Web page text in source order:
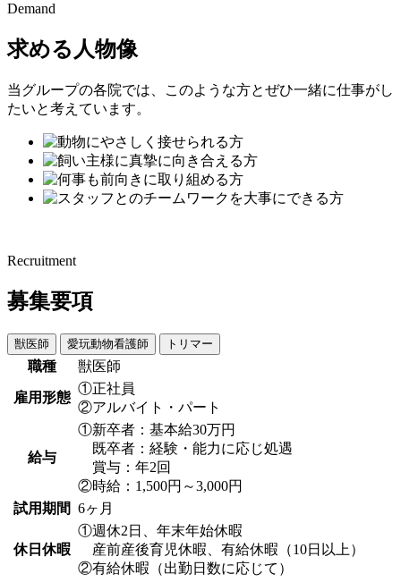
Demand
求める人物像
当グループの各院では、このような方とぜひ一緒に仕事がし
たいと考えています。
Recruitment
募集要項
獣医師 愛玩動物看護師 トリマー
職種 獣医師
雇用形態
①正社員
②アルバイト・パート
給与
①新卒者：基本給30万円
既卒者：経験・能力に応じ処遇
賞与：年2回
②時給：1,500円～3,000円
試用期間 6ヶ月
休日休暇
①週休2日、年末年始休暇
産前産後育児休暇、有給休暇（10日以上）
②有給休暇（出勤日数に応じて）